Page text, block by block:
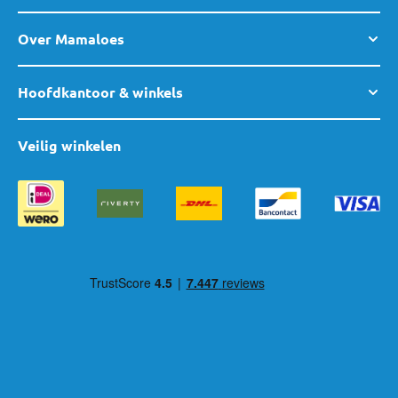
Over Mamaloes
Hoofdkantoor & winkels
Veilig winkelen